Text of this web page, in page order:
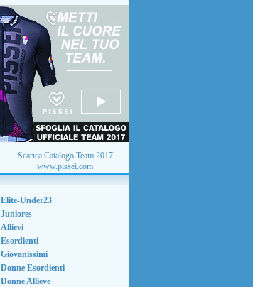
Scarica Catalogo Team 2017
www.pissei.com
Elite-Under23
Juniores
Allievi
Esordienti
Giovanissimi
Donne Esordienti
Donne Allieve